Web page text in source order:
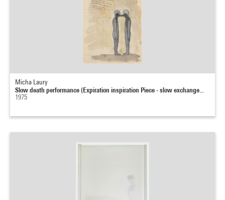
Micha Laury
Slow death performance (Expiration inspiration Piece - slow exchange...
1975